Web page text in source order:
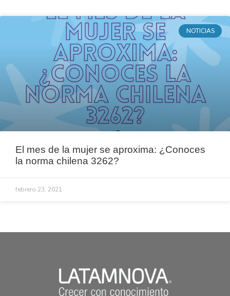
NOTICIAS
El mes de la mujer se aproxima: ¿Conoces
la norma chilena 3262?
febrero 23, 2021